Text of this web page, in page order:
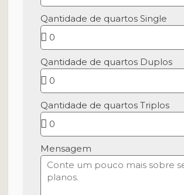
Qantidade de quartos Single
Qantidade de quartos Duplos
Qantidade de quartos Triplos
Mensagem